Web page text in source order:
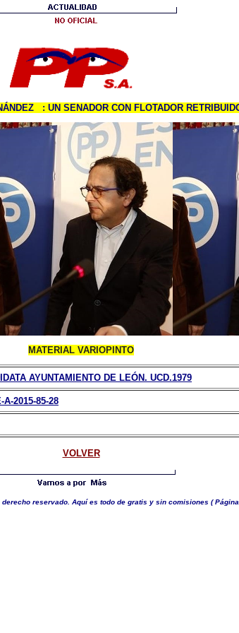
: UN SENADOR CON FLOTADOR
MATERIAL VARIOPINTO
AYUNTAMIENTO DE LEÓN. UCD.1979
2015-85-28
VOLVER
reservado. Aquí es todo de gratis y sin comisiones (